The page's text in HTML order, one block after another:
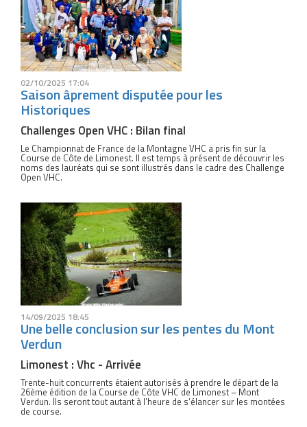
02/10/2025 17:04
Saison âprement disputée pour les
Historiques
Challenges Open VHC : Bilan final
Le Championnat de France de la Montagne VHC a pris fin sur la
Course de Côte de Limonest. Il est temps à présent de découvrir les
noms des lauréats qui se sont illustrés dans le cadre des Challenge
Open VHC.
14/09/2025 18:45
Une belle conclusion sur les pentes du Mont
Verdun
Limonest : Vhc - Arrivée
Trente-huit concurrents étaient autorisés à prendre le départ de la
26ème édition de la Course de Côte VHC de Limonest – Mont
Verdun. Ils seront tout autant à l’heure de s’élancer sur les montées
de course.